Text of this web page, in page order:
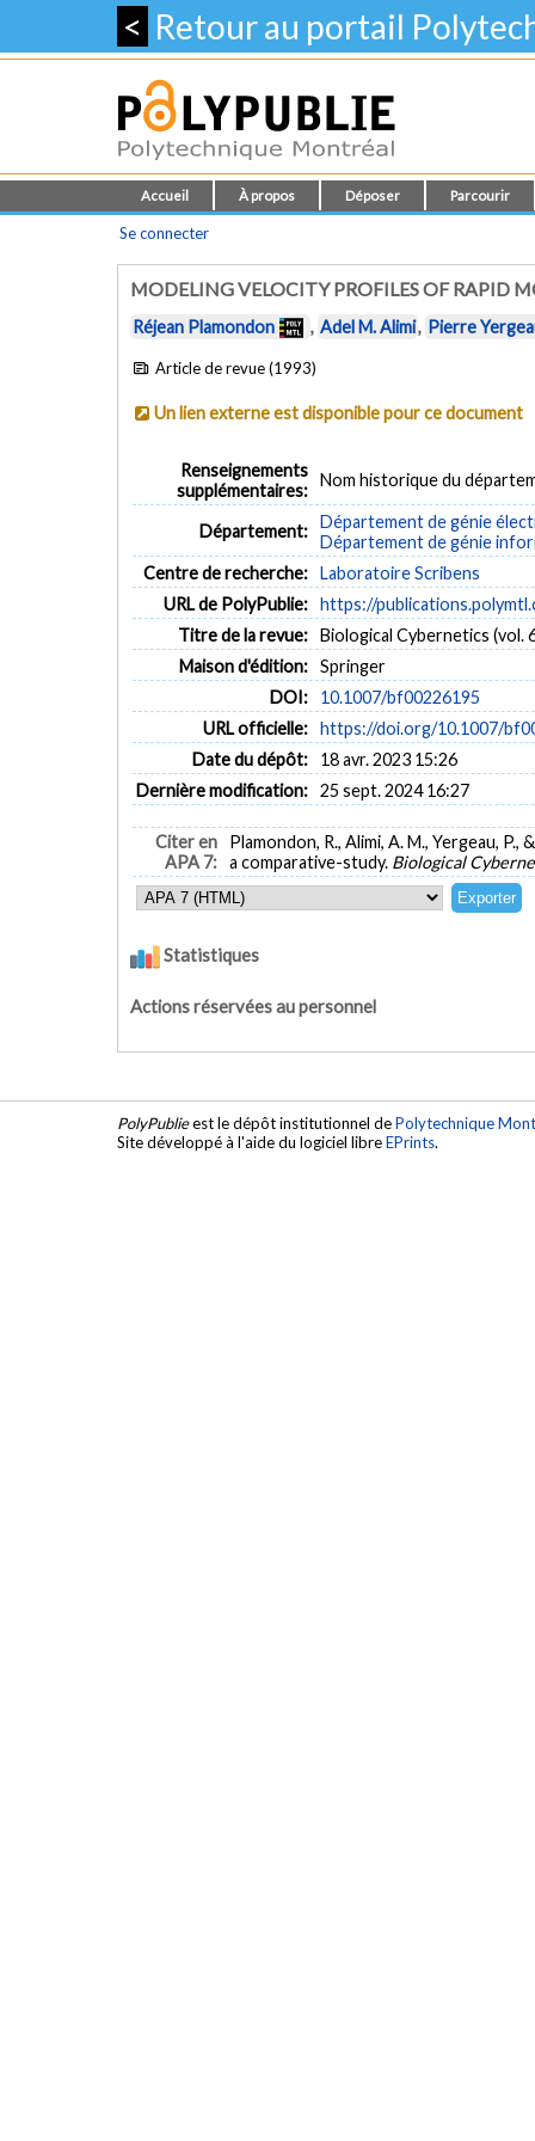
< Retour au portail
Accueil À propos Déposer Parcourir
Se connecter
MODELING VELOCITY PROFILES OF RAPID
Réjean Plamondon , Adel M. Alimi, Pierre
Article de revue (1993)
Un lien externe est disponible pour ce document
Renseignements
supplémentaires:
Nom historique du
Département: Département de génie
Département de génie
Centre de recherche: Laboratoire Scribens
URL de PolyPublie: https://
Titre de la revue: Biological Cybernetics (vol.
Maison d'édition: Springer
DOI:
10.1007/bf00226195
URL officielle: https://doi.org/10.1007/
Date du dépôt:
18 avr. 2023 15:26
Dernière modification: 25 sept. 2024 16:27
Citer en
APA 7:
Plamondon, R., Alimi, A. M., Yergeau,
a comparative-study. Biological
Statistiques
Actions réservées au personnel
PolyPublieest le dépôt institutionnel dePolytechnique
Site développé à l'aide du logiciel libreEPrints.